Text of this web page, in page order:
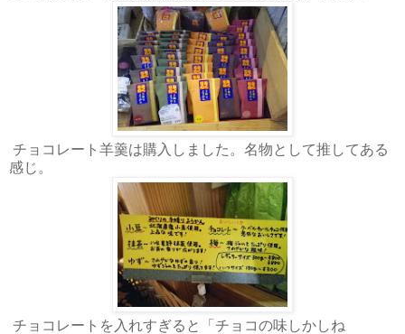
チョコレート羊羹は購入しました。名物として推してある
感じ。
チョコレートを入れすぎると「チョコの味しかしね